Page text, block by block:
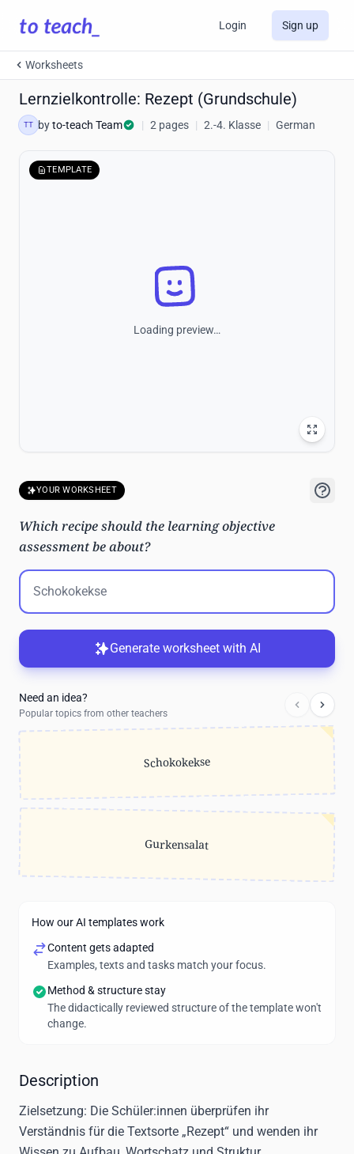
Login Sign up
Worksheets
Lernzielkontrolle: Rezept (Grundschule)
TT byto-teach Team | 2 pages | 2.-4. Klasse | German
TEMPLATE
Loading preview…
YOUR WORKSHEET
Which recipe should the learning objective
assessment be about?
Generate worksheet with AI
Need an idea?
Popular topics from other teachers
Schokokekse
Gurkensalat
How our AI templates work
Content gets adapted
Examples, texts and tasks match your focus.
Method & structure stay
The didactically reviewed structure of the template won't
change.
Description
Zielsetzung: Die Schüler:innen überprüfen ihr
Verständnis für die Textsorte „Rezept“ und wenden ihr